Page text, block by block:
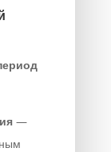
—